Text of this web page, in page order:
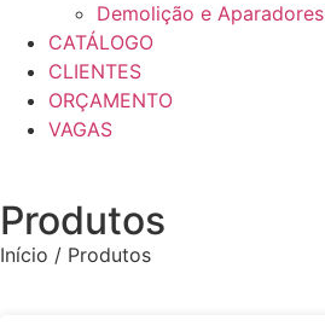
Demolição e Aparadores
CATÁLOGO
CLIENTES
ORÇAMENTO
VAGAS
Produtos
Início / Produtos